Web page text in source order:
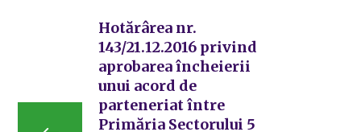
Hotărârea nr.
143/21.12.2016 privind
aprobarea încheierii
unui acord de
parteneriat între
Primăria Sectorului 5